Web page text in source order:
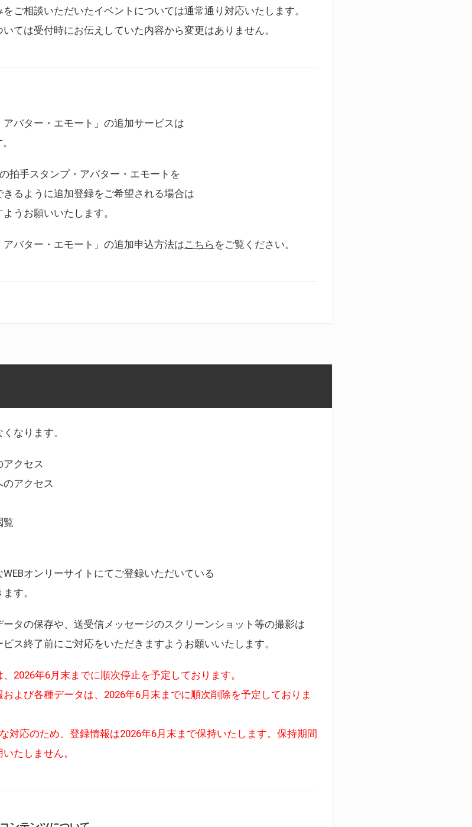
ご相談いただいたイベントについては通常通り対応いたします。
ては受付時にお伝えしていた内容から変更はありません。
バター・エモート」の追加サービスは
拍手スタンプ・アバター・エモートを
るように追加登録をご希望される場合は
うお願いいたします。
バター・エモート」の追加申込方法はこちら をご覧ください。
なります。
アクセス
のアクセス
覧
オンリーサイトにてご登録いただいている
す。
タの保存や、送受信メッセージのスクリーンショット等の撮影は
ス終了前にご対応をいただきますようお願いいたします。
2026年6月末までに順次停止を予定しております。
よび各種データは、2026年6月末までに順次削除を予定しておりま
対応のため、登録情報は2026年6月末まで保持いたします。保持期間
たしません。